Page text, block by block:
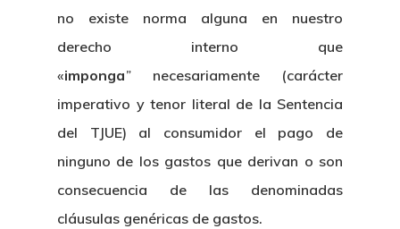
no existe norma alguna en nuestro
derecho interno que
«imponga”necesariamente (carácter
imperativo y tenor literal de la Sentencia
del TJUE) al consumidor el pago de
ninguno de los gastos que derivan o son
consecuencia de las denominadas
cláusulas genéricas de gastos.